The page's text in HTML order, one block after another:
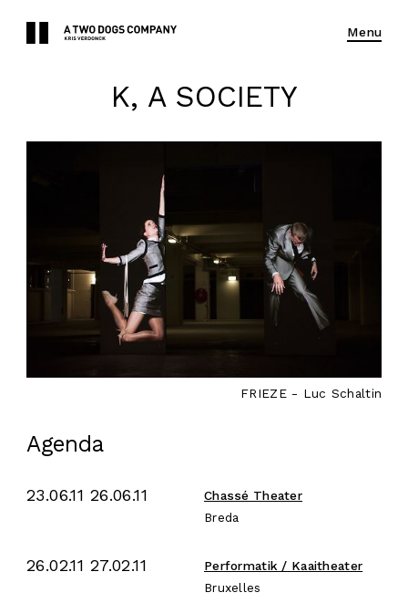
Menu
K, A SOCIETY
FRIEZE - Luc Schaltin
Agenda
23.06.11 26.06.11
Chassé Theater
Breda
26.02.11 27.02.11
Performatik / Kaaitheater
Bruxelles